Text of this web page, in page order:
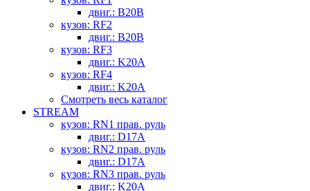
двиг.: B20B
кузов: RF2
двиг.: B20B
кузов: RF3
двиг.: K20A
кузов: RF4
двиг.: K20A
Смотреть весь каталог
STREAM
кузов: RN1 прав. руль
двиг.: D17A
кузов: RN2 прав. руль
двиг.: D17A
кузов: RN3 прав. руль
двиг.: K20A